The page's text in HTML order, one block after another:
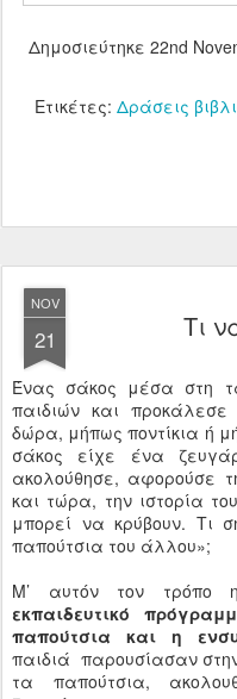
Δημοσιεύτηκε 22nd
Ετικέτες: Δράσεις
NOV
21 Τι
Ένας σάκος μέσα στη
παιδιών και
δώρα, μήπως ποντίκια ή
σάκος είχε ένα
ακολούθησε, αφορούσε
και τώρα, την ιστορία
μπορεί να κρύβουν. Τι
παπούτσια του άλλου»;
Μ’ αυτόν τον τρόπο
εκπαιδευτικό
παπούτσια και η
παιδιά παρουσίασαν
τα παπούτσια,